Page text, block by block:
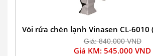
Vòi rửa chén lạnh Vinasen CL-6010
Giá: 840.000 VND
Giá KM: 545.000 VND